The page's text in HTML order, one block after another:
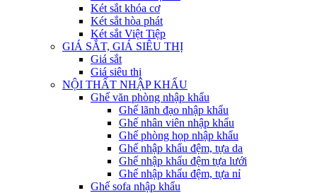
Két sắt khóa cơ
Két sắt hòa phát
Két sắt Việt Tiệp
GIÁ SẮT, GIÁ SIÊU THỊ
Giá sắt
Giá siêu thị
NỘI THẤT NHẬP KHẨU
Ghế văn phòng nhập khẩu
Ghế lãnh đạo nhập khẩu
Ghế nhân viên nhập khẩu
Ghế phòng họp nhập khẩu
Ghế nhập khẩu đệm, tựa da
Ghế nhập khẩu đệm tựa lưới
Ghế nhập khẩu đệm, tựa nỉ
Ghế sofa nhập khẩu